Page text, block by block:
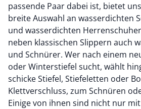
passende Paar dabei ist, bietet
breite Auswahl an wasserdichten
und wasserdichten
neben klassischen Slippern auch
und Schnürer. Wer nach einem
oder Winterstiefel sucht, wählt
schicke Stiefel, Stiefeletten oder
Klettverschluss, zum Schnüren
Einige von ihnen sind nicht nur